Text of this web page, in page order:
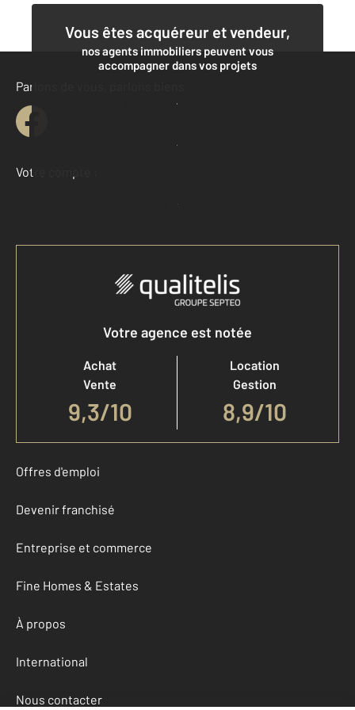
Vous êtes acquéreur et vendeur,
nos agents immobiliers peuvent vous
accompagner dans vos projets
Contacter l'agence
Demander une estimation
Parlons de vous, parlons biens
Votre compte :
Accéder à mon compte
Votre agence est notée
Achat
Vente
9,3/10
Location
Gestion
8,9/10
Offres d'emploi
Devenir franchisé
Entreprise et commerce
Fine Homes & Estates
À propos
International
Nous contacter